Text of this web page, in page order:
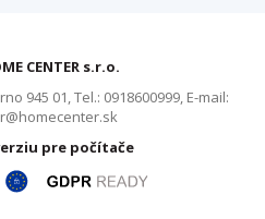
CENTER s.r.o.
945 01, Tel.: 0918600999, E-mail:
pre počítače